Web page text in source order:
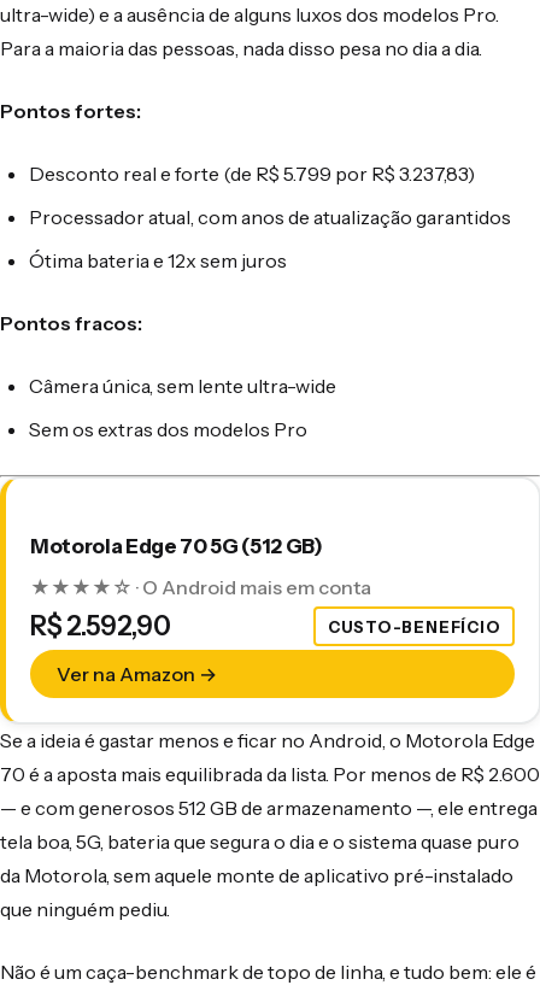
ultra-wide) e a ausência de alguns luxos dos modelos Pro.
Para a maioria das pessoas, nada disso pesa no dia a dia.
Pontos fortes:
Desconto real e forte (de R$ 5.799 por R$ 3.237,83)
Processador atual, com anos de atualização garantidos
Ótima bateria e 12x sem juros
Pontos fracos:
Câmera única, sem lente ultra-wide
Sem os extras dos modelos Pro
Motorola Edge 70 5G (512 GB)
★★★★☆ · O Android mais em conta
R$ 2.592,90 CUSTO-BENEFÍCIO
Ver na Amazon →
Se a ideia é gastar menos e ficar no Android, o Motorola Edge
70 é a aposta mais equilibrada da lista. Por menos de R$ 2.600
— e com generosos 512 GB de armazenamento —, ele entrega
tela boa, 5G, bateria que segura o dia e o sistema quase puro
da Motorola, sem aquele monte de aplicativo pré-instalado
que ninguém pediu.
Não é um caça-benchmark de topo de linha, e tudo bem: ele é